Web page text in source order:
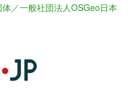
／一般社団法人OSGeo日本